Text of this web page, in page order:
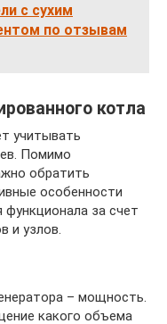
с сухим
по отзывам
котла
учитывать
Помимо
обратить
особенности
за счет
и узлов.
– мощность.
какого объема